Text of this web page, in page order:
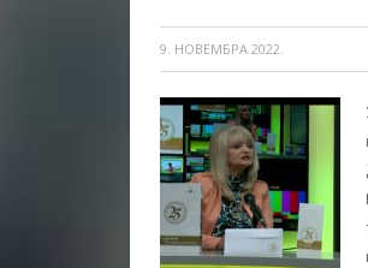
9. НОВЕМБРА 2022.